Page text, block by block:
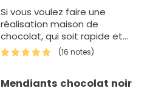
Si vous voulez faire une
réalisation maison de
chocolat, qui soit rapide et
délicieuse, cette recette est
pour vous, des mendiants au
(16 notes)
Mendiants chocolat noir